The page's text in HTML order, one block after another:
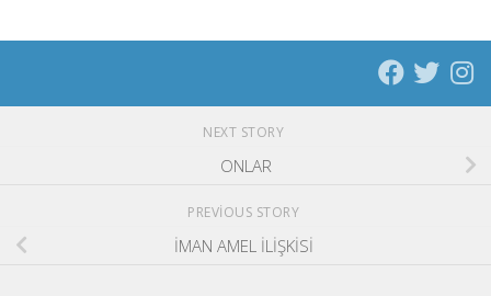
NEXT STORY
ONLAR
PREVIOUS STORY
İMAN AMEL İLİŞKİSİ